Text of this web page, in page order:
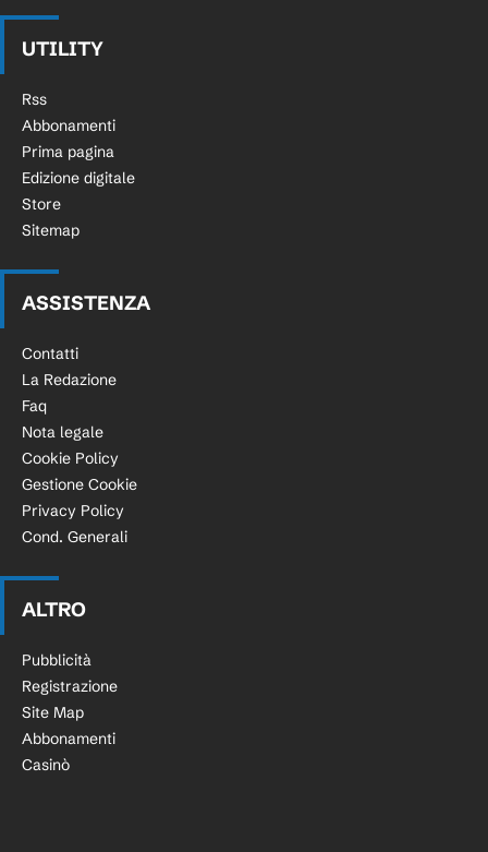
UTILITY
Rss
Abbonamenti
Prima pagina
Edizione digitale
Store
Sitemap
ASSISTENZA
Contatti
La Redazione
Faq
Nota legale
Cookie Policy
Gestione Cookie
Privacy Policy
Cond. Generali
ALTRO
Pubblicità
Registrazione
Site Map
Abbonamenti
Casinò